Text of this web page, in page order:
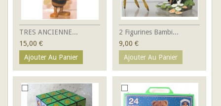
TRES ANCIENNE...
15,00 €
Ajouter Au Panier
2 Figurines Bambi...
9,00 €
Ajouter Au Panier